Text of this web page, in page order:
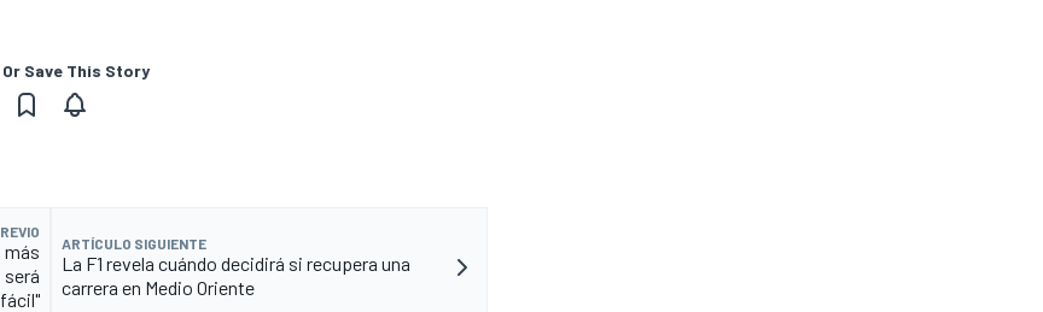
Save This Story
más
será
fácil"
ARTÍCULO SIGUIENTE
La F1 revela cuándo decidirá si recupera una
carrera en Medio Oriente